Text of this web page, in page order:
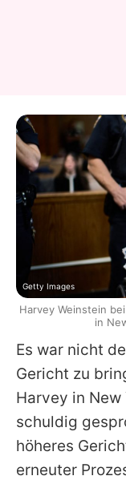
Es war nicht
Gericht zu
Harvey in
schuldig
höheres
erneuter
Getty Images
Harvey Weinstein
in